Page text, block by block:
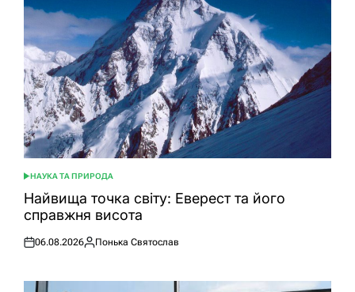
ОПУБЛІКУВАТИ
У
НАУКА ТА ПРИРОДА
Найвища точка світу: Еверест та його
справжня висота
Оприлюднено
06.08.2026
Опубліковано
Понька Святослав